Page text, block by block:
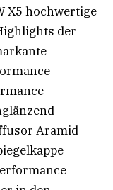
X5 hochwertige
der
Aramid